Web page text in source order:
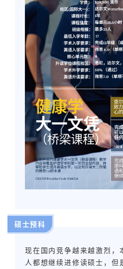
伦
硕士预科
现在国内竞争越来越激烈，
人都想继续进修读硕士，但